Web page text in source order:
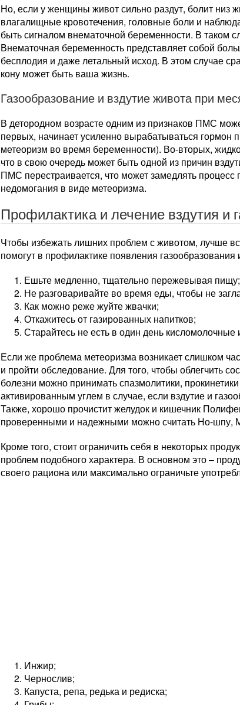
Но, если у женщины живот сильно раздут, болит низ
влагалищные кровотечения, головные боли и
быть сигналом внематочной беременности. В таком
Внематочная беременность представляет собой
бесплодия и даже летальный исход. В этом случае
кону может быть ваша жизнь.
Газообразование и вздутие живота при
В детородном возрасте одним из признаков ПМС
первых, начинает усиленно вырабатываться гормон
метеоризм во время беременности). Во-вторых,
что в свою очередь может быть одной из причин
ПМС перестраивается, что может замедлять
недомогания в виде метеоризма.
Профилактика и лечение вздутия и
Чтобы избежать лишних проблем с животом, лучше
помогут в профилактике появления газообразования
Ешьте медленно, тщательно пережевывая пищу;
Не разговаривайте во время еды, чтобы не
Как можно реже жуйте жвачки;
Откажитесь от газированных напитков;
Старайтесь не есть в один день
Если же проблема метеоризма возникает слишком
и пройти обследование. Для того, чтобы облегчить
болезни можно принимать спазмолитики,
активированным углем в случае, если вздутие и
Также, хорошо прочистит желудок и кишечник
проверенными и надежными можно считать Но-шпу,
Кроме того, стоит ограничить себя в некоторых
проблем подобного характера. В основном это –
своего рациона или максимально ограничьте
Инжир;
Чернослив;
Капуста, репа, редька и редиска;